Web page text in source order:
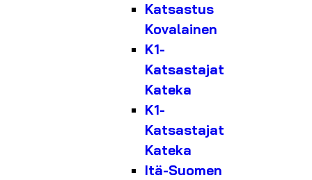
Katsastus
Kovalainen
K1-
Katsastajat
Kateka
K1-
Katsastajat
Kateka
Itä-Suomen